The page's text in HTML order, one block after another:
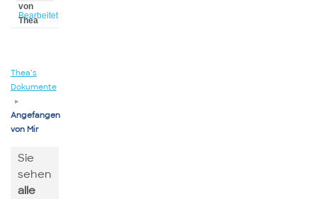
von
Thea
Bearbeitet
Thea’s
Dokumente
▸
Angefangen
von Mir
Sie
sehen
alle